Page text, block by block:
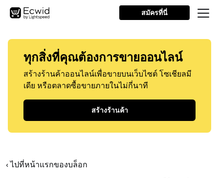
สมัครที่นี่
ทุกสิ่งที่คุณต้องการขายออนไลน์
สร้างร้านค้าออนไลน์เพื่อขายบนเว็บไซต์ โซเชียลมี
เดีย หรือตลาดซื้อขายภายในไม่กี่นาที
สร้างร้านค้า
‹ ไปที่หน้าแรกของบล็อก